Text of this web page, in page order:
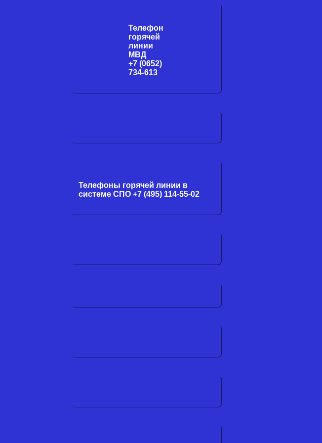
Телефон
горячей
линии
МВД
+7 (0652)
734-613
Телефоны горячей линии в
системе СПО +7 (495) 114-55-02